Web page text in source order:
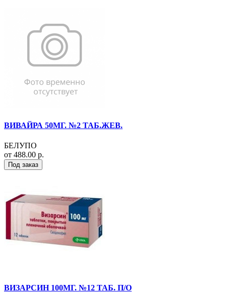
ВИВАЙРА 50МГ. №2 ТАБ.ЖЕВ.
БЕЛУПО
от 488.00 р.
Под заказ
ВИЗАРСИН 100МГ. №12 ТАБ. П/О